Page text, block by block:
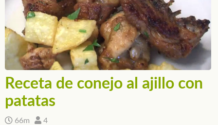
Receta de conejo al ajillo con
patatas
66m 4